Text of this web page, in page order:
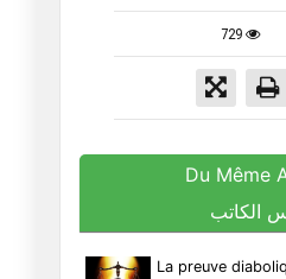
729
Du Même
الكاتب
La preuve